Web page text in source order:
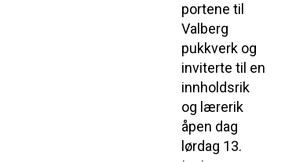
portene til
Valberg
pukkverk og
inviterte til en
innholdsrik
og lærerik
åpen dag
lørdag 13.